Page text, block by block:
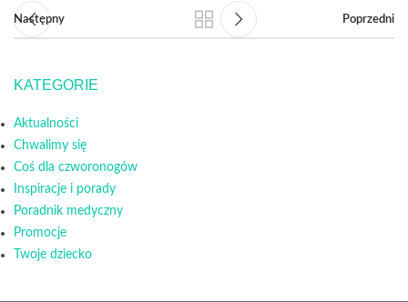
Następny Poprzedni
KATEGORIE
Aktualności
Chwalimy się
Coś dla czworonogów
Inspiracje i porady
Poradnik medyczny
Promocje
Twoje dziecko